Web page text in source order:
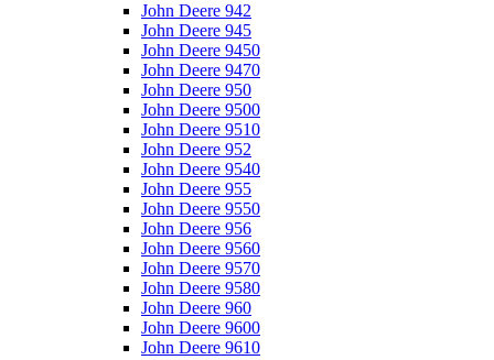
John Deere 942
John Deere 945
John Deere 9450
John Deere 9470
John Deere 950
John Deere 9500
John Deere 9510
John Deere 952
John Deere 9540
John Deere 955
John Deere 9550
John Deere 956
John Deere 9560
John Deere 9570
John Deere 9580
John Deere 960
John Deere 9600
John Deere 9610